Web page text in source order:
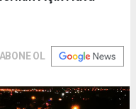
ABONE OL